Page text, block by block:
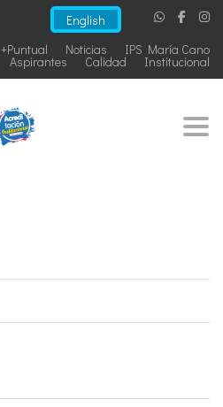
English
IPS María Cano
Noticias
+Puntual
Institucional
Calidad
Aspirantes